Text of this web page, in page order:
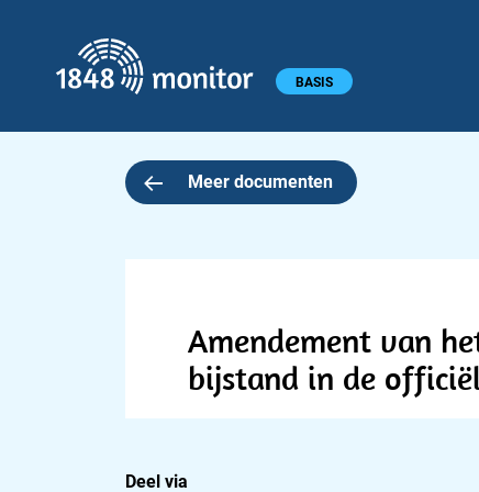
Hoofdmenu BASIS
Meer documenten
Amendement van
bijstand in de
Deel via